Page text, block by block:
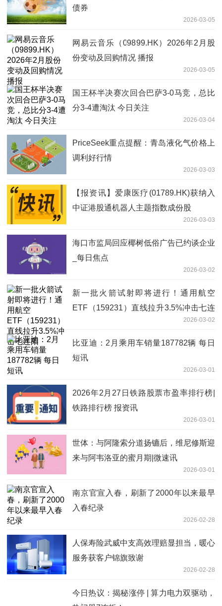
债券
2026-03-05
网易云音乐（09899.HK）2026年2月股
份变动及回购情况 播报
2026-03-05
国王杯半决赛次回合巴萨3-0马竞，总比
分3-4遭淘汰 今日关注
2026-03-04
PriceSeek重点提醒：青岛液化气价格上
调利好行情
2026-03-03
【报资讯】爱康医疗(01789.HK)获纳入
中证港股通机器人主题指数成份股
2026-03-03
海口市监局回应椰树低俗广告已约谈企业
_每日焦点
2026-03-02
新一批火箭试射即将进行！通用航空
ETF（159231）直线拉升3.5%冲击七连
2026-03-02
比亚迪：2月乘用车销量187782辆 每日
短讯
2026-03-01
2026年2月27日铁路股票市盈率排行榜|
铁路排行榜 报资讯
2026-03-01
世体：与阿隆索分道扬镳后，维尼修斯迎
来与阿韦洛亚的蜜月期|微速讯
2026-03-01
南京官宣入春，刷新了2000年以来最早
入春纪录
2026-02-28
人保寿险武威中支高效理赔显担当，暖心
服务获客户锦旗致谢
2026-02-28
今日热议：揭秘涨停 | 算力电力双驱动，